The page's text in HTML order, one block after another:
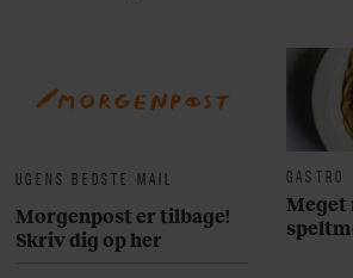
UGENS BEDSTE MAIL
Morgenpost er tilbage!
Skriv dig op her
GASTRO
Meget